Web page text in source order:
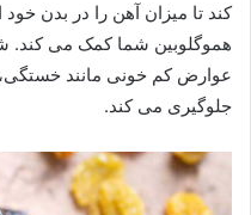
کند تا میزان آهن را در بدن
هموگلوبین شما کمک می کند.
عوارض کم خونی مانند
جلوگیری می کند.